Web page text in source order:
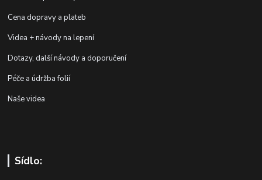
Cena dopravy a plateb
Videa + návody na lepení
Dotazy, další návody a doporučení
Péče a údržba folií
Naše videa
Sídlo: